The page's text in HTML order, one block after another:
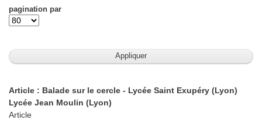
pagination par
Article : Balade sur le cercle - Lycée Saint Exupéry (Lyon)
Lycée Jean Moulin (Lyon)
Article